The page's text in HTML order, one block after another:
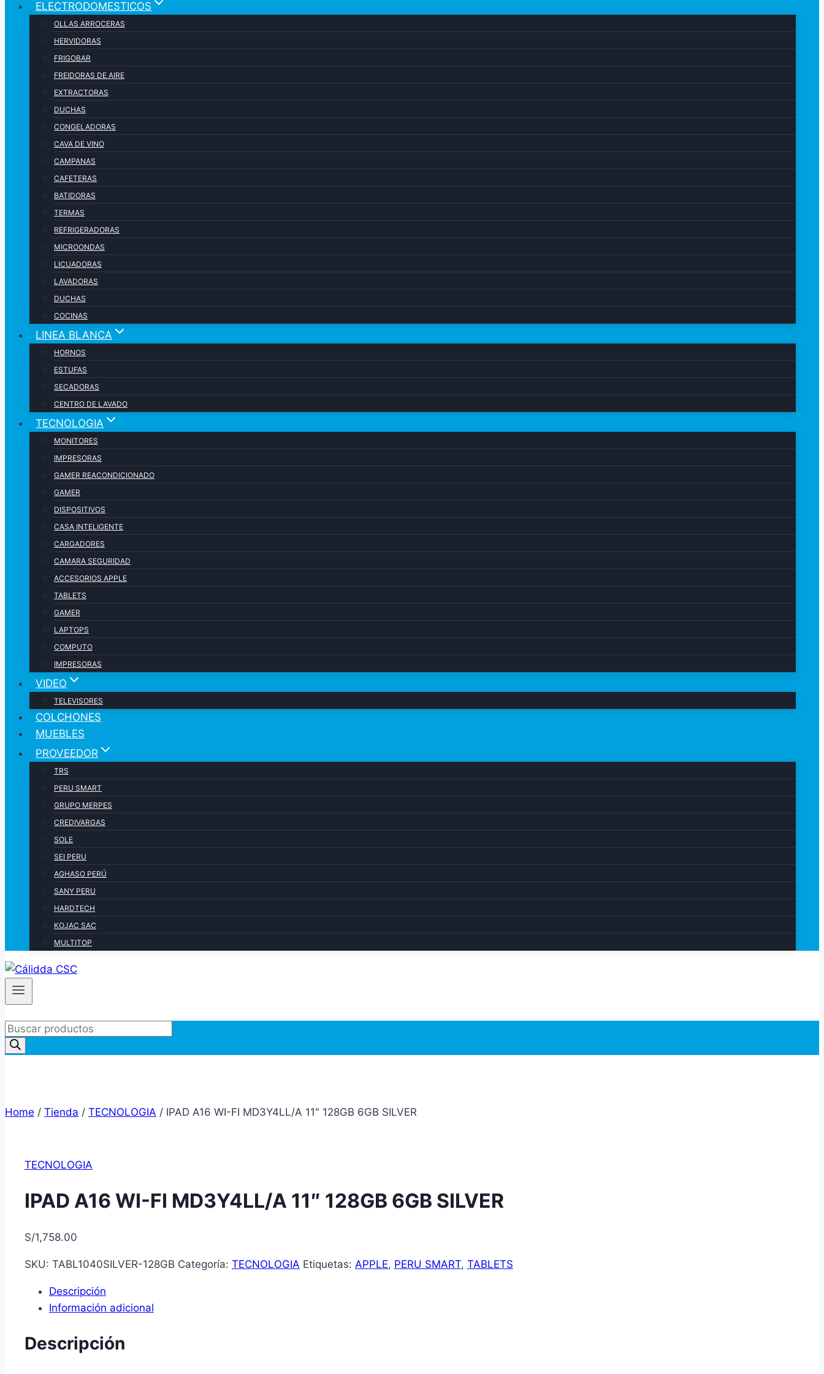
ELECTRODOMESTICOS
OLLAS ARROCERAS
HERVIDORAS
FRIGOBAR
FREIDORAS DE AIRE
EXTRACTORAS
DUCHAS
CONGELADORAS
CAVA DE VINO
CAMPANAS
CAFETERAS
BATIDORAS
TERMAS
REFRIGERADORAS
MICROONDAS
LICUADORAS
LAVADORAS
DUCHAS
COCINAS
LINEA BLANCA
HORNOS
ESTUFAS
SECADORAS
CENTRO DE LAVADO
TECNOLOGIA
MONITORES
IMPRESORAS
GAMER REACONDICIONADO
GAMER
DISPOSITIVOS
CASA INTELIGENTE
CARGADORES
CAMARA SEGURIDAD
ACCESORIOS APPLE
TABLETS
GAMER
LAPTOPS
COMPUTO
IMPRESORAS
VIDEO
TELEVISORES
COLCHONES
MUEBLES
PROVEEDOR
TRS
PERU SMART
GRUPO MERPES
CREDIVARGAS
SOLE
SEI PERU
AGHASO PERÚ
SANY PERU
HARDTECH
KOJAC SAC
MULTITOP
Products
search
Home / Tienda / TECNOLOGIA / IPAD A16 WI-FI MD3Y4LL/A 11″ 128GB 6GB SILVER
TECNOLOGIA
IPAD A16 WI-FI MD3Y4LL/A 11″ 128GB 6GB SILVER
S/1,758.00
SKU: TABL1040SILVER-128GB Categoría: TECNOLOGIA Etiquetas: APPLE, PERU SMART, TABLETS
Descripción
Información adicional
Descripción